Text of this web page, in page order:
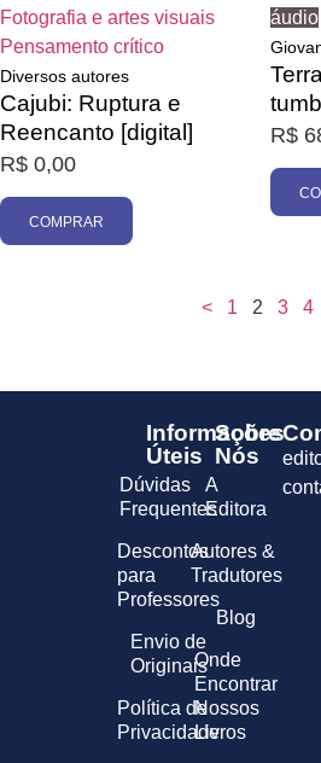
Fotografia e artes visuais
Pensamento crítico
Diversos autores
Cajubi: Ruptura e
Reencanto [digital]
R$ 0,00
COMPRAR
áudio
R$
< 1 2 3 4
Informações
Úteis
Dúvidas
Frequentes
Descontos
para
Professores
Envio de
Originais
Política de
Privacidade
Sobre
Nós
A
Editora
Autores &
Tradutores
Blog
Onde
Encontrar
Nossos
Livros